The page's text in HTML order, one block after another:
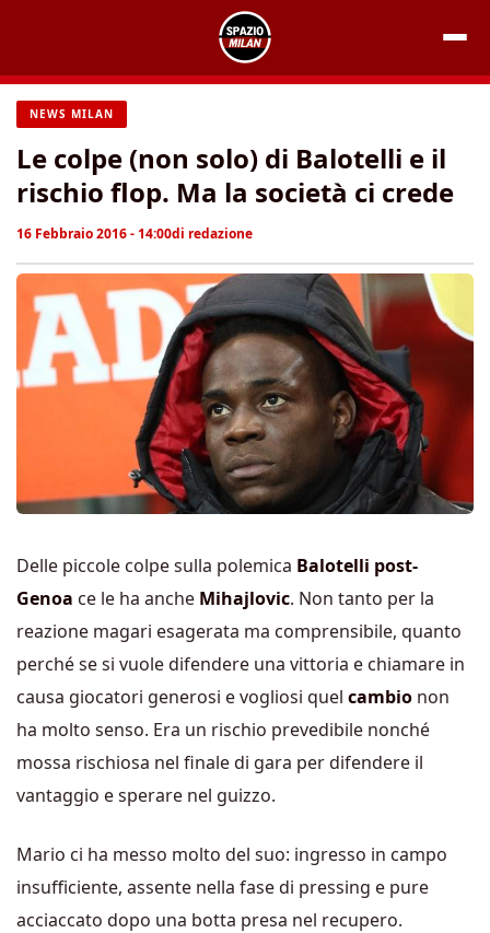
contenuto
NEWS MILAN
Le colpe (non solo) di Balotelli e il
rischio flop. Ma la società ci crede
16 Febbraio 2016 - 14:00di redazione
Delle piccole colpe sulla polemica Balotelli post-
Genoa ce le ha anche Mihajlovic. Non tanto per la
reazione magari esagerata ma comprensibile, quanto
perché se si vuole difendere una vittoria e chiamare in
causa giocatori generosi e vogliosi quel cambio non
ha molto senso. Era un rischio prevedibile nonché
mossa rischiosa nel finale di gara per difendere il
vantaggio e sperare nel guizzo.
Mario ci ha messo molto del suo: ingresso in campo
insufficiente, assente nella fase di pressing e pure
acciaccato dopo una botta presa nel recupero.